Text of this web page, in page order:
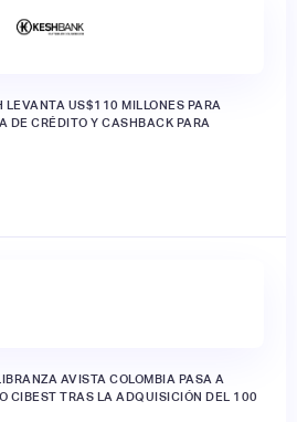
LEVANTA US$110 MILLONES PARA
DE CRÉDITO Y CASHBACK PARA
AVISTA COLOMBIA PASA A
CIBEST TRAS LA ADQUISICIÓN DEL 100